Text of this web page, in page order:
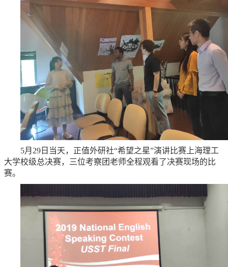
5月29日当天，正值外研社“希望之星”演讲比赛上海理工
大学校级总决赛，三位考察团老师全程观看了决赛现场的比
赛。